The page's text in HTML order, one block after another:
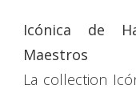
Icónica de
Maestros
La collection